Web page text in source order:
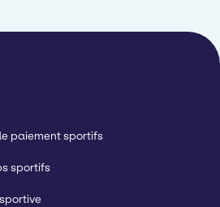
paiement sportifs
sportifs